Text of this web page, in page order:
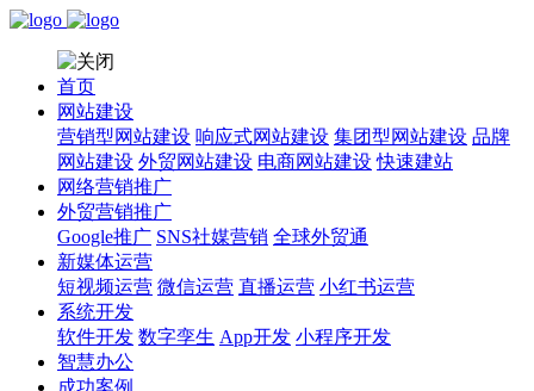
首页
网站建设
营销型网站建设 响应式网站建设 集团型网站建设 品牌
网站建设 外贸网站建设 电商网站建设 快速建站
网络营销推广
外贸营销推广
Google推广 SNS社媒营销 全球外贸通
新媒体运营
短视频运营 微信运营 直播运营 小红书运营
系统开发
软件开发 数字孪生 App开发 小程序开发
智慧办公
成功案例